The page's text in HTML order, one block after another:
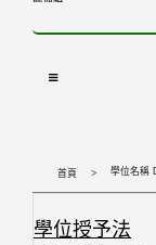
首頁 學位名稱
學位授予法